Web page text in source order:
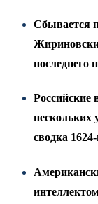
Сбывается
последнего
Российские
нескольких
сводка